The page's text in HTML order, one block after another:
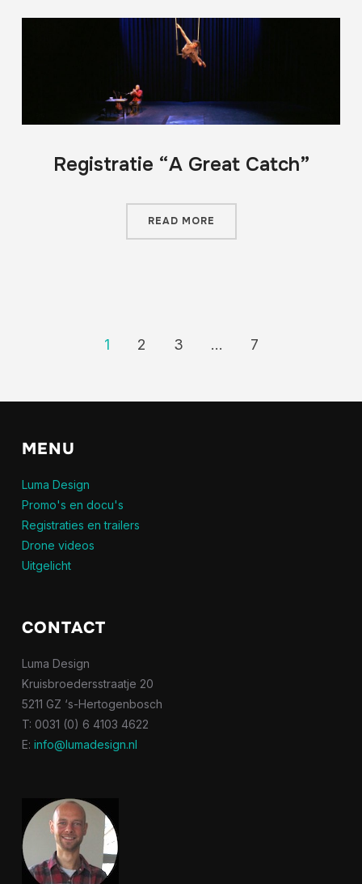
Registratie “A Great Catch”
READ MORE
1 2 3 … 7
MENU
Luma Design
Promo's en docu's
Registraties en trailers
Drone videos
Uitgelicht
CONTACT
Luma Design
Kruisbroedersstraatje 20
5211 GZ ‘s-Hertogenbosch
T: 0031 (0) 6 4103 4622
E: info@lumadesign.nl